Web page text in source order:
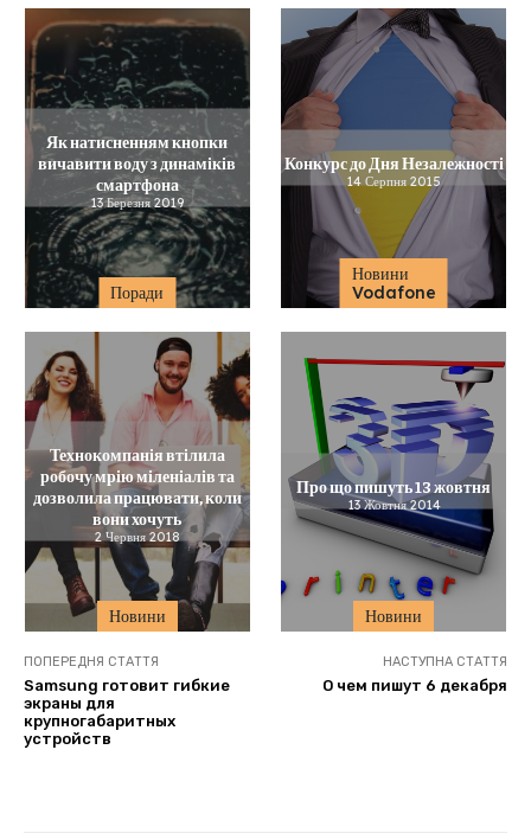
Поради
Як натисненням кнопки
вичавити воду з динаміків
смартфона
13 Березня 2019
Новини
Vodafone
Конкурс до Дня Незалежності
14 Серпня 2015
Новини
Технокомпанія втілила
робочу мрію міленіалів та
дозволила працювати, коли
вони хочуть
2 Червня 2018
Новини
Про що пишуть 13 жовтня
13 Жовтня 2014
ПОПЕРЕДНЯ СТАТТЯ
Samsung готовит гибкие
экраны для
крупногабаритных
устройств
НАСТУПНА СТАТТЯ
О чем пишут 6 декабря